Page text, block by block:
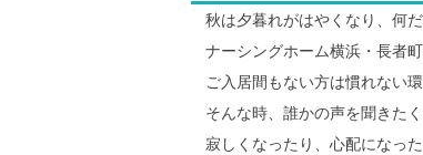
秋は夕暮れがはやくなり、何
ナーシングホーム横浜・長者
ご入居間もない方は慣れない
そんな時、誰かの声を聞きたく
寂しくなったり、心配になっ